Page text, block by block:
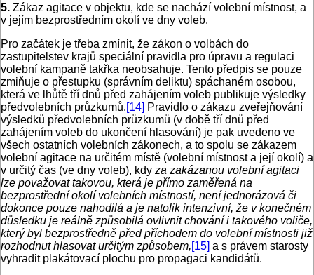
5. Zákaz agitace v objektu, kde se nachází volební místnost, a
v jejím bezprostředním okolí ve dny voleb.
Pro začátek je třeba zmínit, že zákon o volbách do
zastupitelstev krajů speciální pravidla pro úpravu a regulaci
volební kampaně takřka neobsahuje. Tento předpis se pouze
zmiňuje o přestupku (správním deliktu) spáchaném osobou,
která ve lhůtě tří dnů před zahájením voleb publikuje výsledky
předvolebních průzkumů.[14] Pravidlo o zákazu zveřejňování
výsledků předvolebních průzkumů (v době tří dnů před
zahájením voleb do ukončení hlasování) je pak uvedeno ve
všech ostatních volebních zákonech, a to spolu se zákazem
volební agitace na určitém místě (volební místnost a její okolí) a
v určitý čas (ve dny voleb), kdy za zakázanou volební agitaci
lze považovat takovou, která je přímo zaměřená na
bezprostřední okolí volebních místností, není jednorázová či
dokonce pouze nahodilá a je natolik intenzivní, že v konečném
důsledku je reálně způsobilá ovlivnit chování i takového voliče,
který byl bezprostředně před příchodem do volební místnosti již
rozhodnut hlasovat určitým způsobem,[15] a s právem starosty
vyhradit plakátovací plochu pro propagaci kandidátů.